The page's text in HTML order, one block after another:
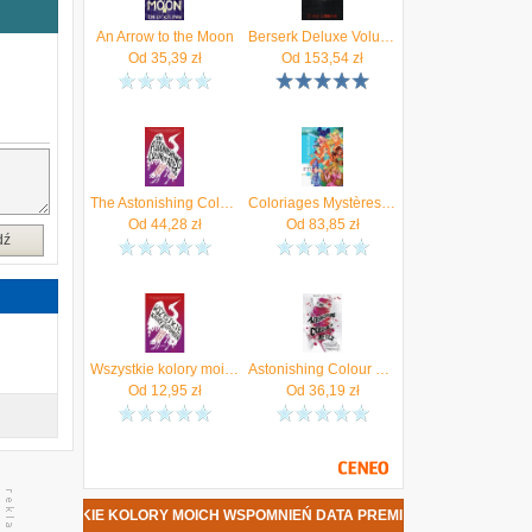
An Arrow to the Moon
Od 35,39 zł
Berserk Deluxe Volume 1
Od 153,54 zł
The Astonishing Color of After (Pan Emily X. R.)
Od 44,28zł
Coloriages Mystères - Winx Club
Od 83,85zł
Wszystkie kolory moich wspomnień We need YA
Od 12,95zł
Astonishing Colour of After
Od 36,19 zł
KOLORY MOICH WSPOMNIEŃ DATA PREMIERY